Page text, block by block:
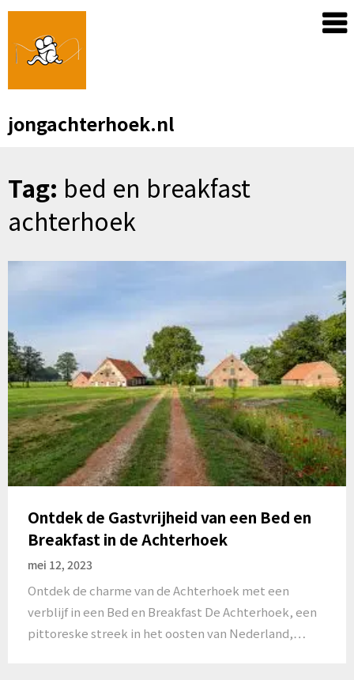
Skip
content
jongachterhoek.nl
Tag: bed en breakfast
achterhoek
Ontdek de Gastvrijheid van een Bed en
Breakfast in de Achterhoek
mei 12, 2023
Ontdek de charme van de Achterhoek met een
verblijf in een Bed en Breakfast De Achterhoek, een
pittoreske streek in het oosten van Nederland,…